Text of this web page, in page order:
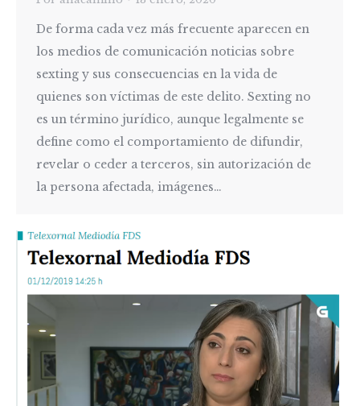
De forma cada vez más frecuente aparecen en
los medios de comunicación noticias sobre
sexting y sus consecuencias en la vida de
quienes son víctimas de este delito. Sexting no
es un término jurídico, aunque legalmente se
define como el comportamiento de difundir,
revelar o ceder a terceros, sin autorización de
la persona afectada, imágenes…